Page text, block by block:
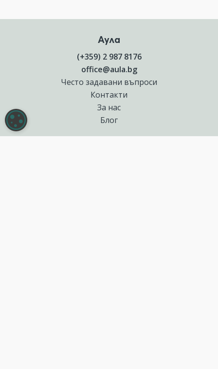
Аула
(+359) 2 987 8176
office@aula.bg
Често задавани въпроси
Контакти
За нас
Блог
НАСТРОЙКИ НА БИСКВИТКИТЕ